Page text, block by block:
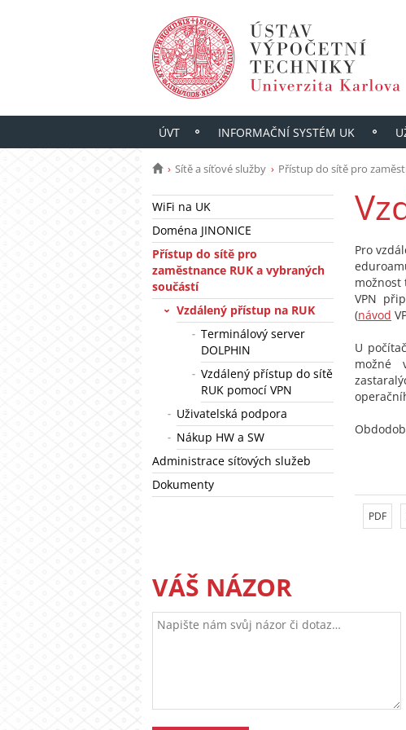
ÚVT INFORMAČNÍ SYSTÉM UK
Sítě a síťové služby Přístup do sítě pro
WiFi na UK
Doména JINONICE
Přístup do sítě pro
zaměstnance RUK a vybraných
součástí
Vzdálený přístup na RUK
Terminálový server
DOLPHIN
Vzdálený přístup do sítě
RUK pomocí VPN
Uživatelská podpora
Nákup HW a SW
Administrace síťových služeb
Dokumenty
Pro
možnost
VPN
(návod
U
možné
PDF
VÁŠ NÁZOR